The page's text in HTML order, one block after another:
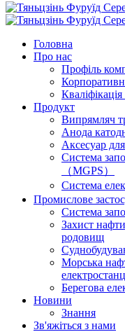
Головна
Про нас
Профіль
Продукт
Випрямляч
Анода
Аксесуар
Система
（MGPS）
Система
Промислове
Система
Захист
родовищ
Морська
Берегова
Новини
Знання
Зв'яжіться з нами